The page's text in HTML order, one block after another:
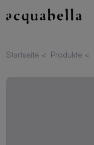
Startseite < Produkte <